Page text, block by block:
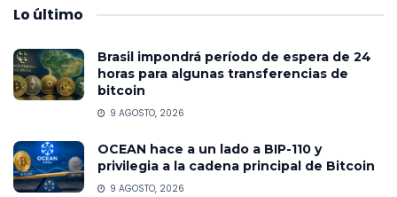
Lo último
Brasil impondrá período de espera de 24
horas para algunas transferencias de
bitcoin
9 AGOSTO, 2026
OCEAN hace a un lado a BIP-110 y
privilegia a la cadena principal de Bitcoin
9 AGOSTO, 2026